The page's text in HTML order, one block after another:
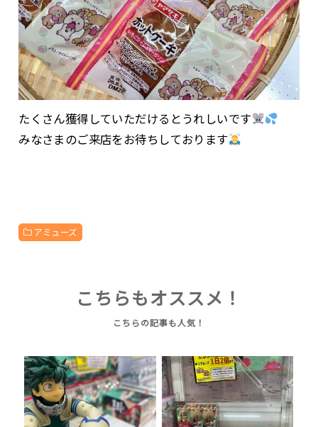
たくさん獲得していただけるとうれしいです
みなさまのご来店をお待ちしております
アミューズ
こちらもオススメ！